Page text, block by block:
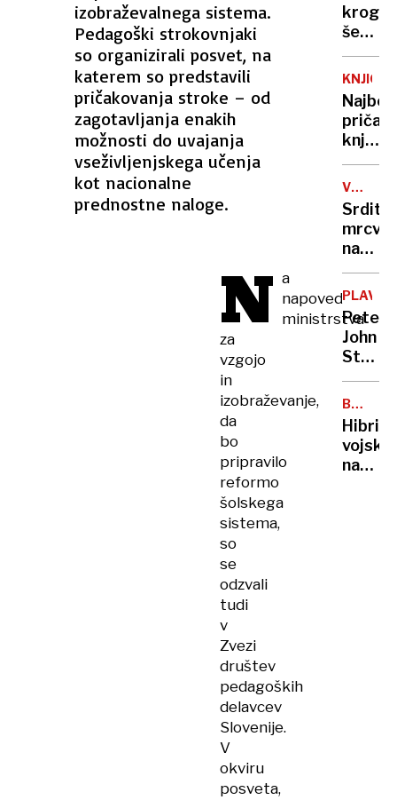
izobraževalnega sistema.
Pedagoški strokovnjaki
so organizirali posvet, na
katerem so predstavili
pričakovanja stroke – od
zagotavljanja enakih
možnosti do uvajanja
vseživljenjskega učenja
kot nacionalne
prednostne naloge.
N a
napoved
ministrstva
za
vzgojo
in
izobraževanje,
da
bo
pripravilo
reformo
šolskega
sistema,
so
se
odzvali
tudi
v
Zvezi
društev
pedagoških
delavcev
Slovenije.
V
okviru
posveta,
krog
še
ne
bo
KNJIGE
Najbolj
knjižni
naslovi
v
2025
VOJNA
V
Srdito
na
fronti
pred
Peter
John
Ob
PZS
ne
gre
MORJE
na